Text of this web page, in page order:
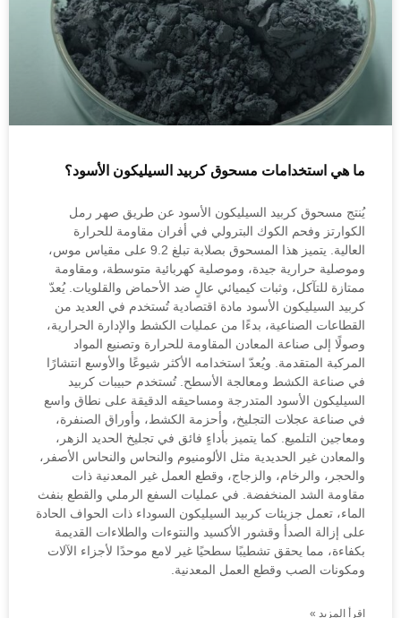
ما هي استخدامات مسحوق كربيد السيليكون الأسود؟
يُنتج مسحوق كربيد السيليكون الأسود عن طريق صهر رمل
الكوارتز وفحم الكوك البترولي في أفران مقاومة للحرارة
العالية. يتميز هذا المسحوق بصلابة تبلغ 9.2 على مقياس موس،
وموصلية حرارية جيدة، وموصلية كهربائية متوسطة، ومقاومة
ممتازة للتآكل، وثبات كيميائي عالٍ ضد الأحماض والقلويات. يُعدّ
كربيد السيليكون الأسود مادة اقتصادية تُستخدم في العديد من
القطاعات الصناعية، بدءًا من عمليات الكشط والإدارة الحرارية،
وصولًا إلى صناعة المعادن المقاومة للحرارة وتصنيع المواد
المركبة المتقدمة. ويُعدّ استخدامه الأكثر شيوعًا والأوسع انتشارًا
في صناعة الكشط ومعالجة الأسطح. تُستخدم حبيبات كربيد
السيليكون الأسود المتدرجة ومساحيقه الدقيقة على نطاق واسع
في صناعة عجلات التجليخ، وأحزمة الكشط، وأوراق الصنفرة،
ومعاجين التلميع. كما يتميز بأداءٍ فائق في تجليخ الحديد الزهر،
والمعادن غير الحديدية مثل الألومنيوم والنحاس والنحاس الأصفر،
والحجر، والرخام، والزجاج، وقطع العمل غير المعدنية ذات
مقاومة الشد المنخفضة. في عمليات السفع الرملي والقطع بنفث
الماء، تعمل جزيئات كربيد السيليكون السوداء ذات الحواف الحادة
على إزالة الصدأ وقشور الأكسيد والنتوءات والطلاءات القديمة
بكفاءة، مما يحقق تشطيبًا سطحيًا غير لامع موحدًا لأجزاء الآلات
ومكونات الصب وقطع العمل المعدنية.
اقرأ المزيد »